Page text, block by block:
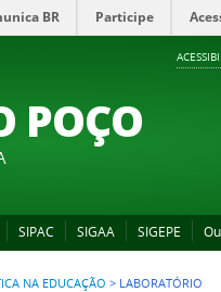
BR Participe
POÇO
SIPAC SIGAA SIGEPE
NA EDUCAÇÃO > LABORATÓRIO